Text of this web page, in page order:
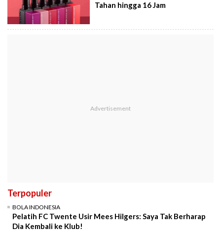
Tahan hingga 16 Jam
Terpopuler
BOLA INDONESIA
Pelatih FC Twente Usir Mees Hilgers: Saya Tak Berharap
Dia Kembali ke Klub!